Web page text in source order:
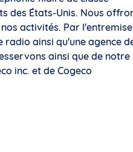
des États-Unis. Nous
activités. Par l'entremise
radio ainsi qu'une agence
ainsi que de notre
inc. et de Cogeco